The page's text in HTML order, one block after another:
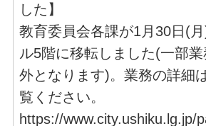
した】
教育委員会各課が1月30日(
ル5階に移転しました(一部
外となります)。業務の詳細
覧ください。
https://www.city.ushiku.lg.jp/